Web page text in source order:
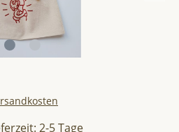
2-5 Tage